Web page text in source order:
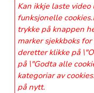
Kan ikkje laste
funksjonelle
trykke på knappen
marker sjekkboks
deretter klikke på
på \"Godta alle
kategoriar av
på nytt.